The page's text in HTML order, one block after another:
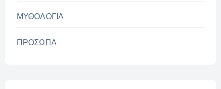
ΜΥΘΟΛΟΓΙΑ
ΠΡΟΣΩΠΑ